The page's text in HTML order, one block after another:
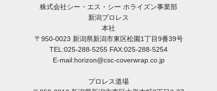
株式会社シー・エス・シー ホライズン事業部
新潟プロレス
本社
〒950-0023 新潟県新潟市東区松園1丁目9番39号
TEL:025-288-5255 FAX:025-288-5254
E-mail:horizon@csc-coverwrap.co.jp
プロレス道場